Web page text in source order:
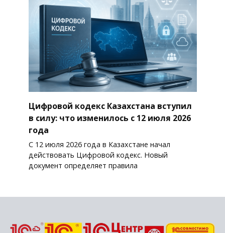
Цифровой кодекс Казахстана вступил
в силу: что изменилось с 12 июля 2026
года
С 12 июля 2026 года в Казахстане начал
действовать Цифровой кодекс. Новый
документ определяет правила